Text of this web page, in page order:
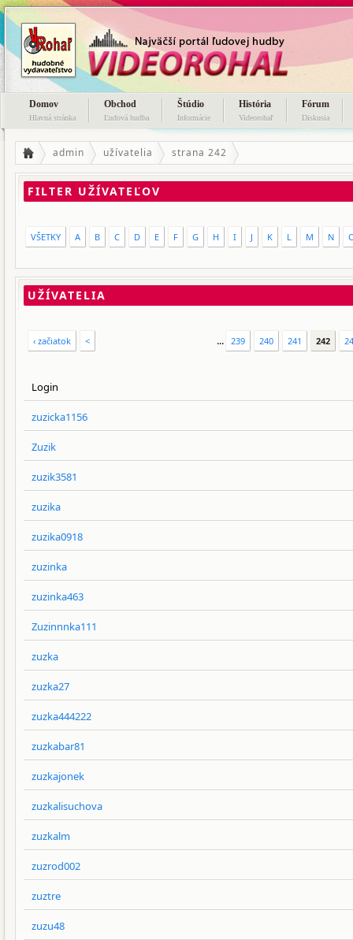
Domov
Hlavná stránka
Obchod
Ľudová hudba
Štúdio
Informácie
História
Videorohaľ
Fórum
Diskusia
admin užívatelia strana 242
FILTER UŽÍVATEĽOV
VŠETKY A B C D E F G H I J K L M N
UŽÍVATELIA
‹ začiatok < ... 239 240 241 242
Login
zuzicka1156
Zuzik
zuzik3581
zuzika
zuzika0918
zuzinka
zuzinka463
Zuzinnnka111
zuzka
zuzka27
zuzka444222
zuzkabar81
zuzkajonek
zuzkalisuchova
zuzkalm
zuzrod002
zuztre
zuzu48